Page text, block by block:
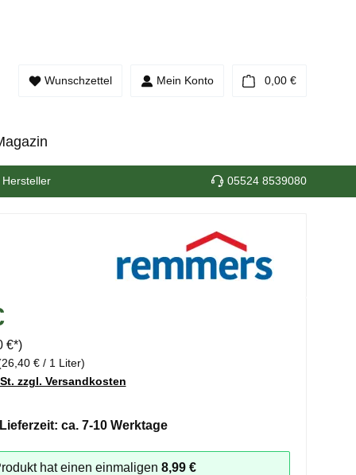
Wunschzettel Mein Konto 0,00 €Warenkorb
05524 8539080
€*)
€ / 1 Liter)
zzgl. Versandkosten
ca. 7-10 Werktage
hat einen einmaligen 8,99 €